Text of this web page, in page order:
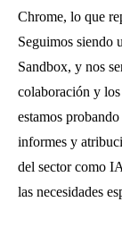
Chrome, lo que
Seguimos siendo
Sandbox, y nos
colaboración y
estamos
informes y
del sector como
las necesidades